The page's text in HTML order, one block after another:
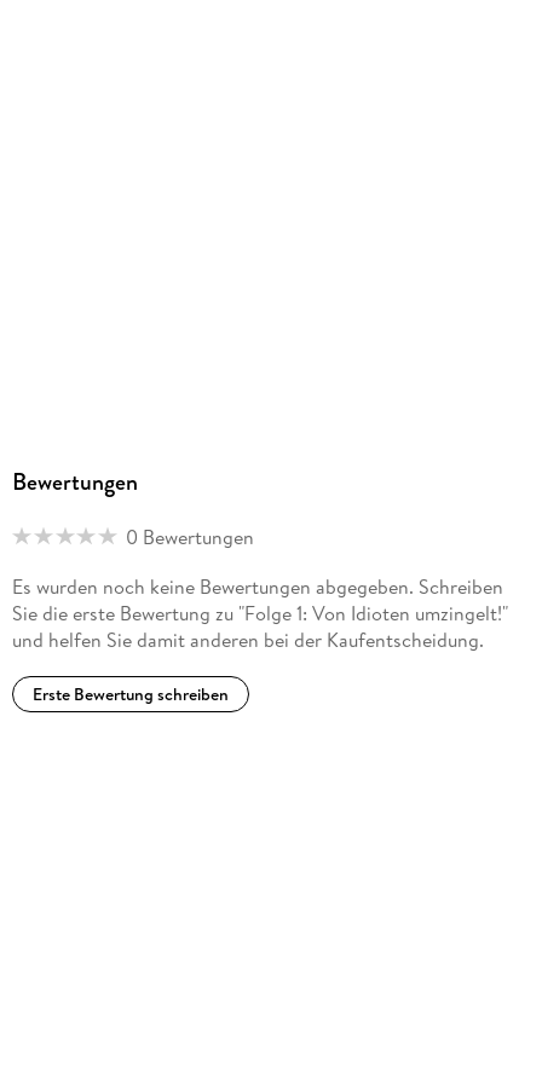
Bewertungen
0 Bewertungen
Es wurden noch keine Bewertungen abgegeben. Schreiben
Sie die erste Bewertung zu "Folge 1: Von Idioten umzingelt!"
und helfen Sie damit anderen bei der Kaufentscheidung.
Erste Bewertung schreiben